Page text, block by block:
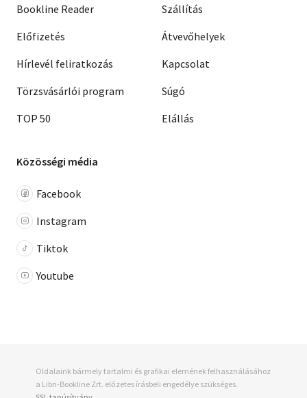
Bookline Reader
Előfizetés
Hírlevél feliratkozás
Törzsvásárlói program
TOP 50
Szállítás
Átvevőhelyek
Kapcsolat
Súgó
Elállás
Közösségi média
Facebook
Instagram
Tiktok
Youtube
Oldalaink bármely tartalmi és grafikai elemének felhasználásához
a Libri-Bookline Zrt. előzetes írásbeli engedélye szükséges.